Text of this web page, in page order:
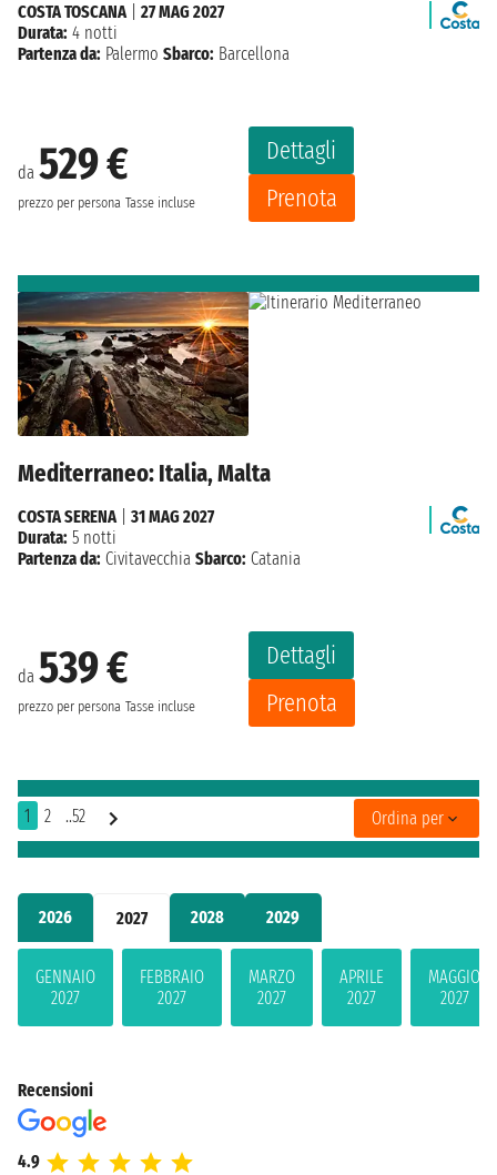
2026 2027 2028 2029
GENNAIO
2027
FEBBRAIO
2027
MARZO
2027
APRILE
2027
MAGGIO
2027
da 529 €
prezzo per persona Tasse incluse
Dettagli
Prenota
COSTA TOSCANA| 27 MAG 2027
Durata: 4 notti
Partenza da: Palermo Sbarco: Barcellona
Mediterraneo: Italia, Malta
da 539 €
prezzo per persona Tasse incluse
Dettagli
Prenota
COSTA SERENA
31 MAG 2027
Durata: 5 notti
Partenza da: Civitavecchia Sbarco: Catania
1 2 ..52 Ordina per
Recensioni
4.9